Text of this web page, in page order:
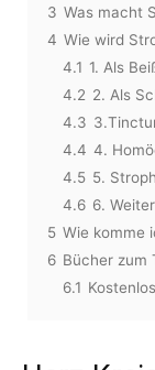
3 Was macht
4 Wie wird
4.1 1. Als
4.2 2. Als
4.3
4.4 4.
4.5 5.
4.6 6.
5 Wie komme
6 Bücher zum
6.1